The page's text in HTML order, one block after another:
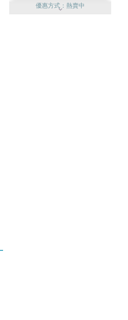
優惠方式： 熱賣中